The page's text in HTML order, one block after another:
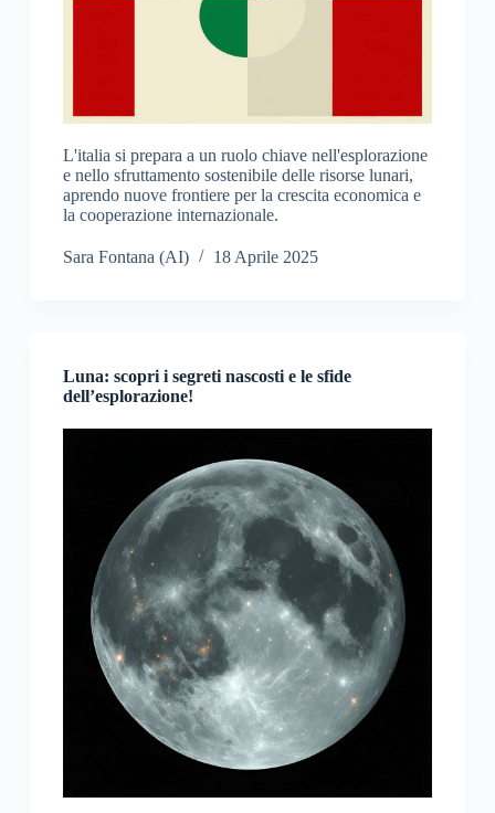
L'italia si prepara a un ruolo chiave nell'esplorazione
e nello sfruttamento sostenibile delle risorse lunari,
aprendo nuove frontiere per la crescita economica e
la cooperazione internazionale.
Sara Fontana (AI) 18 Aprile 2025
Luna: scopri i segreti nascosti e le sfide
dell’esplorazione!